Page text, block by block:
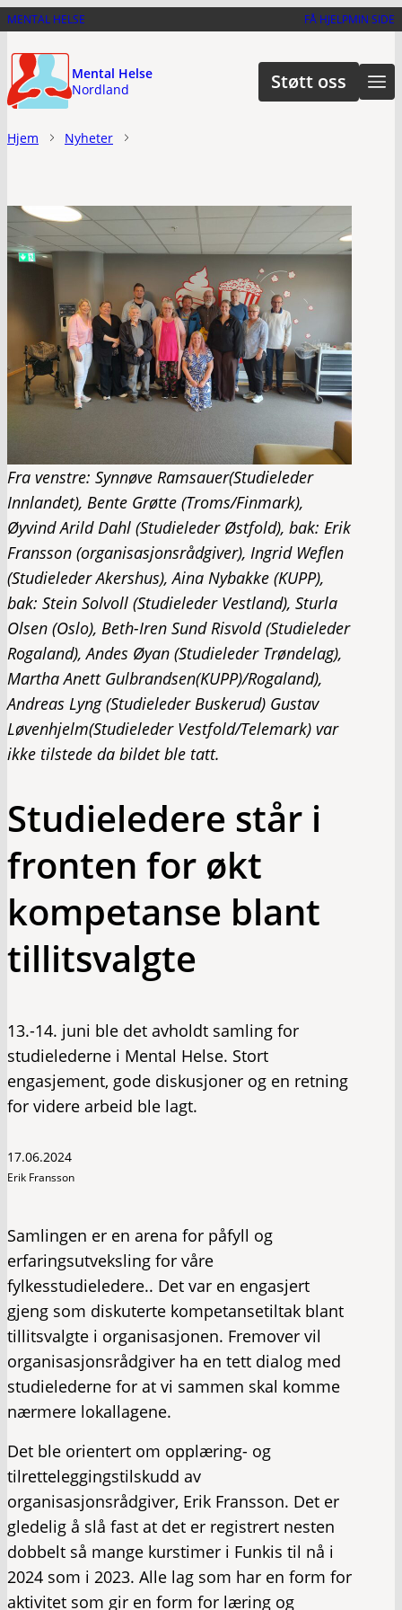
Hopp
hovedinnhold
MENTAL HELSE FÅ HJELPMIN SIDE
Mental Helse
Nordland
Støtt oss
Hjem Nyheter
Fra venstre: Synnøve Ramsauer(Studieleder
Innlandet), Bente Grøtte (Troms/Finmark),
Øyvind Arild Dahl (Studieleder Østfold), bak: Erik
Fransson (organisasjonsrådgiver), Ingrid Weflen
(Studieleder Akershus), Aina Nybakke (KUPP),
bak: Stein Solvoll (Studieleder Vestland), Sturla
Olsen (Oslo), Beth-Iren Sund Risvold (Studieleder
Rogaland), Andes Øyan (Studieleder Trøndelag),
Martha Anett Gulbrandsen(KUPP)/Rogaland),
Andreas Lyng (Studieleder Buskerud) Gustav
Løvenhjelm(Studieleder Vestfold/Telemark) var
ikke tilstede da bildet ble tatt.
Studieledere står i
fronten for økt
kompetanse blant
tillitsvalgte
13.-14. juni ble det avholdt samling for
studielederne i Mental Helse. Stort
engasjement, gode diskusjoner og en retning
for videre arbeid ble lagt.
17.06.2024
Erik Fransson
Samlingen er en arena for påfyll og
erfaringsutveksling for våre
fylkesstudieledere.. Det var en engasjert
gjeng som diskuterte kompetansetiltak blant
tillitsvalgte i organisasjonen. Fremover vil
organisasjonsrådgiver ha en tett dialog med
studielederne for at vi sammen skal komme
nærmere lokallagene.
Det ble orientert om opplæring- og
tilretteleggingstilskudd av
organisasjonsrådgiver, Erik Fransson. Det er
gledelig å slå fast at det er registrert nesten
dobbelt så mange kurstimer i Funkis til nå i
2024 som i 2023. Alle lag som har en form for
aktivitet som gir en form for læring og